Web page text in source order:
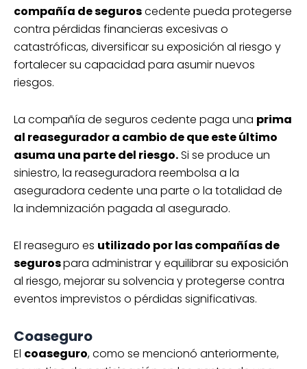
compañía de seguroscedente pueda protegerse
contra pérdidas financieras excesivas o
catastróficas, diversificar su exposición al riesgo y
fortalecer su capacidad para asumir nuevos
riesgos.
La compañía de seguros cedente paga una prima
al reasegurador a cambio de que este último
asuma una parte del riesgo.Si se produce un
siniestro, la reaseguradora reembolsa a la
aseguradora cedente una parte o la totalidad de
la indemnización pagada al asegurado.
El reaseguro es utilizado por las compañías de
segurospara administrar y equilibrar su exposición
al riesgo, mejorar su solvencia y protegerse contra
eventos imprevistos o pérdidas significativas.
Coaseguro
El coaseguro, como se mencionó anteriormente,